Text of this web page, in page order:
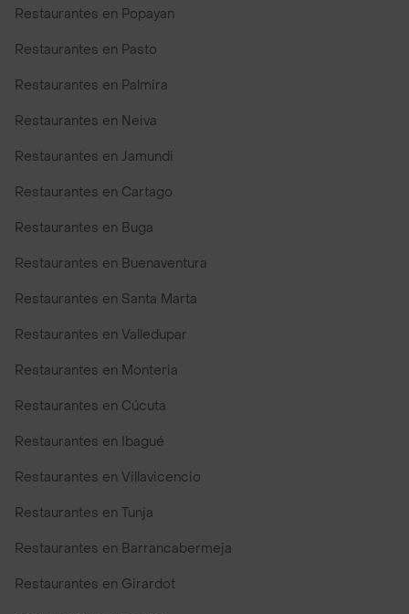
Restaurantes en Popayan
Restaurantes en Pasto
Restaurantes en Palmira
Restaurantes en Neiva
Restaurantes en Jamundi
Restaurantes en Cartago
Restaurantes en Buga
Restaurantes en Buenaventura
Restaurantes en Santa Marta
Restaurantes en Valledupar
Restaurantes en Monteria
Restaurantes en Cúcuta
Restaurantes en Ibagué
Restaurantes en Villavicencio
Restaurantes en Tunja
Restaurantes en Barrancabermeja
Restaurantes en Girardot